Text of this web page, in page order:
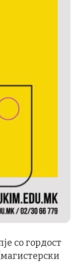
со гордост